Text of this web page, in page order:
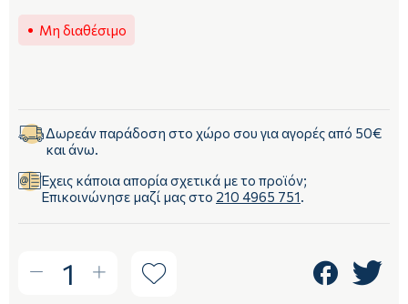
Μη διαθέσιμο
Δωρεάν παράδοση στο χώρο σου για αγορές από 50€
και άνω.
Έχεις κάποια απορία σχετικά με το προϊόν;
Επικοινώνησε μαζί μας στο 210 4965 751.
1